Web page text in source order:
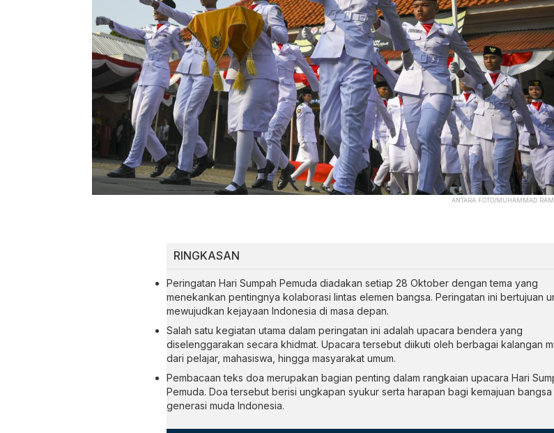
ANTARA FOTO/MUHAMMAD
RINGKASAN
Peringatan Hari Sumpah Pemuda diadakan setiap 28 Oktober dengan tema yang
menekankan pentingnya kolaborasi lintas elemen bangsa. Peringatan ini bertujuan
mewujudkan kejayaan Indonesia di masa depan.
Salah satu kegiatan utama dalam peringatan ini adalah upacara bendera yang
diselenggarakan secara khidmat. Upacara tersebut diikuti oleh berbagai kalangan
dari pelajar, mahasiswa, hingga masyarakat umum.
Pembacaan teks doa merupakan bagian penting dalam rangkaian upacara Hari
Pemuda. Doa tersebut berisi ungkapan syukur serta harapan bagi kemajuan bangsa
generasi muda Indonesia.